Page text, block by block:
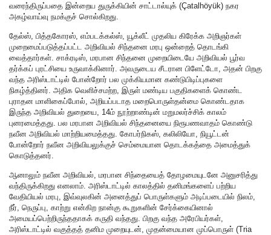
வரைந்திருப்பதை இன்றைய துருக்கியின் சாட்டால்யுக் (Çatalhöyük) நகர
அகழ்வாய்வு நமக்குச் சொல்கிறது.
தேல்ஸ், பித்தகோரஸ், எம்படக்கல்ஸ், யூக்லீட் முதலிய கிரேக்க அறிஞர்கள்
முறைமைப்படுத்தப்பட்ட அறிவியல் சிந்தனை மரபு ஒன்றைத் தொடங்கி
வைத்தார்கள். சாக்ரடிஸ், மரபான சிந்தனை முறையிடையே அறிவியல் பூர்வ
தர்க்கப் புரட்சியை உருவாக்கினார். அவருடைய சீடரான பிளேட்டோ, அதன் பிறகு
வந்த அரிஸ்டாட்டில் போன்றோர் பல முக்கியமான கண்டுபிடிப்புகளை
நிகழ்த்தினர். அதிக வெளிச்சமற்ற, இருள் மண்டிய பகுதிகளைக் கொண்ட
புராதன மாளிகைப்போல், அறியப்படாத மறைபொருள்தன்மை கொண்டதாக
இருந்த அறிவியல் துறையை, 14ம் நூற்றாண்டின் மறுமலர்ச்சிக் காலம்
புனரமைத்தது. பல மரபான அறிவியல் சிந்தனையை நிரூபணவாதம் கொண்டு
நவீன அறிவியல் மாற்றியமைத்தது. கோபர்நிகஸ், கலிலியோ, நியூட்டன்
போன்றோர் நவீன அறிவியலுக்குச் செம்மையான தொடக்கத்தை அமைத்துக்
கொடுத்தனர்.
ஆனாலும் நவீன அறிவியல், மரபான சிந்தையைத் தோழமையுடனே அனுசரித்து
வந்திருக்கிறது எனலாம். அரிஸ்டாட்டில் காலத்தில் தனிமங்களைப் பற்றிய
வேதியியல் மரபு, இவ்வுலகின் அனைத்துப் பொருள்களும் அடிப்படையில் நிலம்,
நீர், நெருப்பு, காற்று என்கிற நான்கு கூறுகளின் சேர்க்கையினால்
அமையப்பெற்றிருந்ததாகக் கருதி வந்தது. பிறகு வந்த அரேபியர்கள்,
அரிஸ்டாட்டில் வகுத்தத் தனிம முறையுடன், முதன்மையான முப்பொருள் (Tria